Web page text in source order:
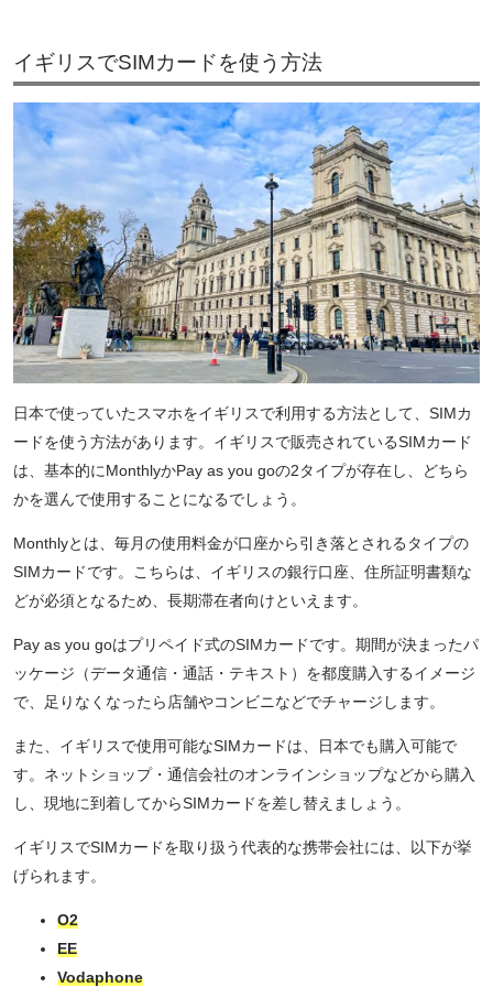
イギリスでSIMカードを使う方法
日本で使っていたスマホをイギリスで利用する方法として、SIMカ
ードを使う方法があります。イギリスで販売されているSIMカード
は、基本的にMonthlyかPay as you goの2タイプが存在し、どちら
かを選んで使用することになるでしょう。
Monthlyとは、毎月の使用料金が口座から引き落とされるタイプの
SIMカードです。こちらは、イギリスの銀行口座、住所証明書類な
どが必須となるため、長期滞在者向けといえます。
Pay as you goはプリペイド式のSIMカードです。期間が決まったパ
ッケージ（データ通信・通話・テキスト）を都度購入するイメージ
で、足りなくなったら店舗やコンビニなどでチャージします。
また、イギリスで使用可能なSIMカードは、日本でも購入可能で
す。ネットショップ・通信会社のオンラインショップなどから購入
し、現地に到着してからSIMカードを差し替えましょう。
イギリスでSIMカードを取り扱う代表的な携帯会社には、以下が挙
げられます。
O2
EE
Vodaphone